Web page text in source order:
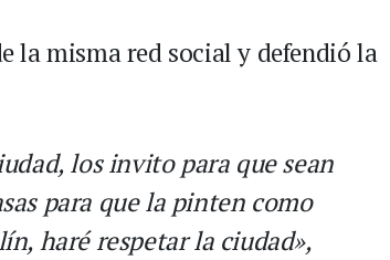
la misma red social y defendió la
los invito para que sean
para que la pinten como
haré respetar la ciudad»,